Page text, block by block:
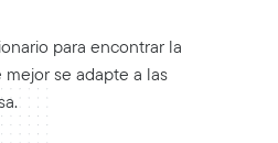
para encontrar la
se adapte a las